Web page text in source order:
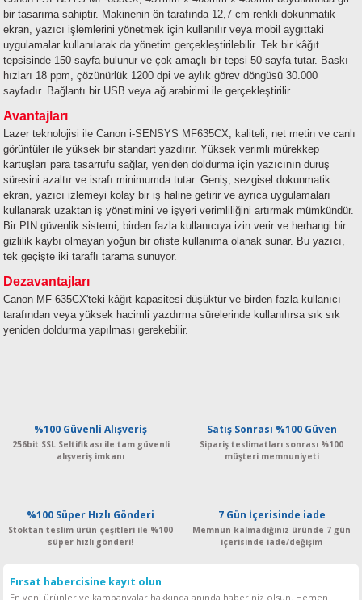
bir tasarıma sahiptir. Makinenin ön tarafında 12,7 cm renkli dokunmatik
ekran, yazıcı işlemlerini yönetmek için kullanılır veya mobil aygıttaki
uygulamalar kullanılarak da yönetim gerçekleştirilebilir. Tek bir kâğıt
tepsisinde 150 sayfa bulunur ve çok amaçlı bir tepsi 50 sayfa tutar. Baskı
hızları 18 ppm, çözünürlük 1200 dpi ve aylık görev döngüsü 30.000
sayfadır. Bağlantı bir USB veya ağ arabirimi ile gerçekleştirilir.
Avantajları
Lazer teknolojisi ile Canon i-SENSYS MF635CX, kaliteli, net metin ve canlı
görüntüler ile yüksek bir standart yazdırır. Yüksek verimli mürekkep
kartuşları para tasarrufu sağlar, yeniden doldurma için yazıcının duruş
süresini azaltır ve israfı minimumda tutar. Geniş, sezgisel dokunmatik
ekran, yazıcı izlemeyi kolay bir iş haline getirir ve ayrıca uygulamaları
kullanarak uzaktan iş yönetimini ve işyeri verimliliğini artırmak mümkündür.
Bir PIN güvenlik sistemi, birden fazla kullanıcıya izin verir ve herhangi bir
gizlilik kaybı olmayan yoğun bir ofiste kullanıma olanak sunar. Bu yazıcı,
tek geçişte iki taraflı tarama sunuyor.
Dezavantajları
Canon MF-635CX'teki kâğıt kapasitesi düşüktür ve birden fazla kullanıcı
tarafından veya yüksek hacimli yazdırma sürelerinde kullanılırsa sık sık
yeniden doldurma yapılması gerekebilir.
%100 Güvenli Alışveriş
256bit SSL Seltifikası ile tam güvenli
alışveriş imkanı
Satış Sonrası %100 Güven
Sipariş teslimatları sonrası %100
müşteri memnuniyeti
%100 Süper Hızlı Gönderi
Stoktan teslim ürün çeşitleri ile %100
süper hızlı gönderi!
7 Gün İçerisinde iade
Memnun kalmadığınız üründe 7 gün
içerisinde iade/değişim
Fırsat habercisine kayıt olun
En yeni ürünler ve kampanyalar hakkında anında haberiniz olsun. Hemen